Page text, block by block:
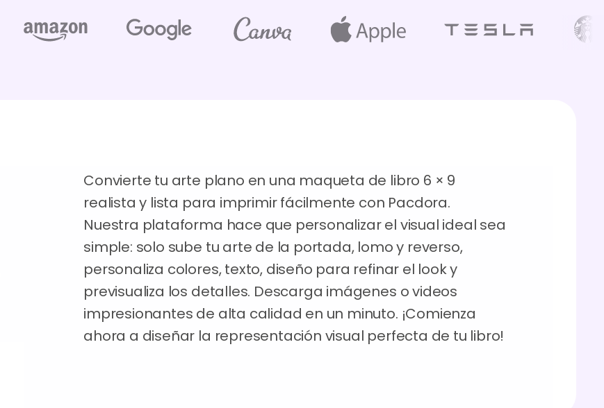
Convierte tu arte plano en una maqueta de libro 6 × 9
realista y lista para imprimir fácilmente con Pacdora.
Nuestra plataforma hace que personalizar el visual ideal sea
simple: solo sube tu arte de la portada, lomo y reverso,
personaliza colores, texto, diseño para refinar el look y
previsualiza los detalles. Descarga imágenes o videos
impresionantes de alta calidad en un minuto. ¡Comienza
ahora a diseñar la representación visual perfecta de tu libro!